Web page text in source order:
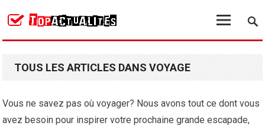
TOUS LES ARTICLES DANS VOYAGE
Vous ne savez pas où voyager? Nous avons tout ce dont vous
avez besoin pour inspirer votre prochaine grande escapade,